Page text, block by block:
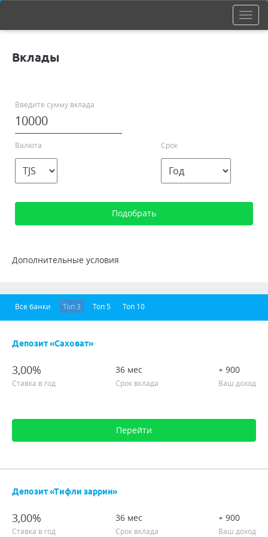
Вклады
Введите сумму вклада
Валюта Срок
Дополнительные условия
Все банки Топ 3 Топ 5 Топ 10
Депозит «Саховат»
3,00%
Ставка в год
36 мес
Срок вклада
+ 900
Ваш доход
Перейти
Паспорт
ИНН
Подробно
Депозит «Тифли заррин»
3,00%
Ставка в год
36 мес
Срок вклада
+ 900
Ваш доход